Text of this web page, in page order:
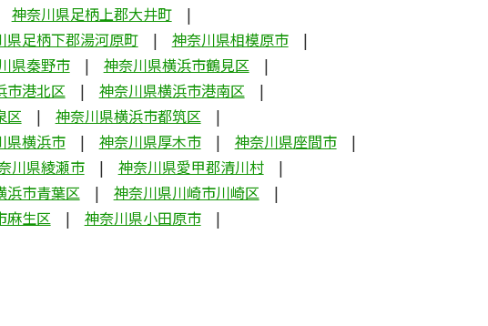
神奈川県足柄上郡大井町
県足柄下郡湯河原町
神奈川県相模原市
県秦野市
神奈川県横浜市鶴見区
市港北区
神奈川県横浜市港南区
区
神奈川県横浜市都筑区
県横浜市 神奈川県厚木市
神奈川県座間市
川県綾瀬市
神奈川県愛甲郡清川村
浜市青葉区
神奈川県川崎市川崎区
麻生区
神奈川県小田原市